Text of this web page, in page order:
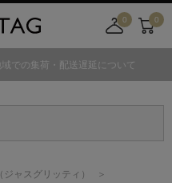
0
舗
カ
0
での集荷・配送遅延について
（ジャスグリッティ）